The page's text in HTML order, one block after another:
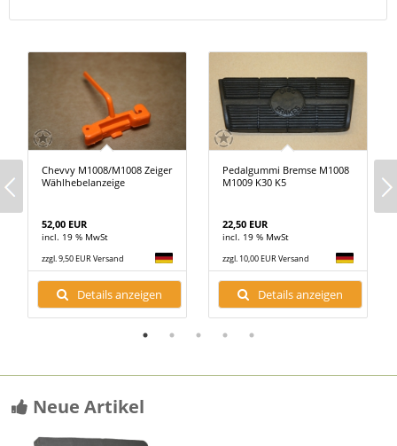
Chevvy M1008/M1008 Zeiger
Wählhebelanzeige
52,00 EUR
incl. 19 % MwSt
zzgl. 9,50 EUR Versand
Details anzeigen
Pedalgummi Bremse M1008
M1009 K30 K5
22,50 EUR
incl. 19 % MwSt
zzgl. 10,00 EUR Versand
Details anzeigen
Neue Artikel